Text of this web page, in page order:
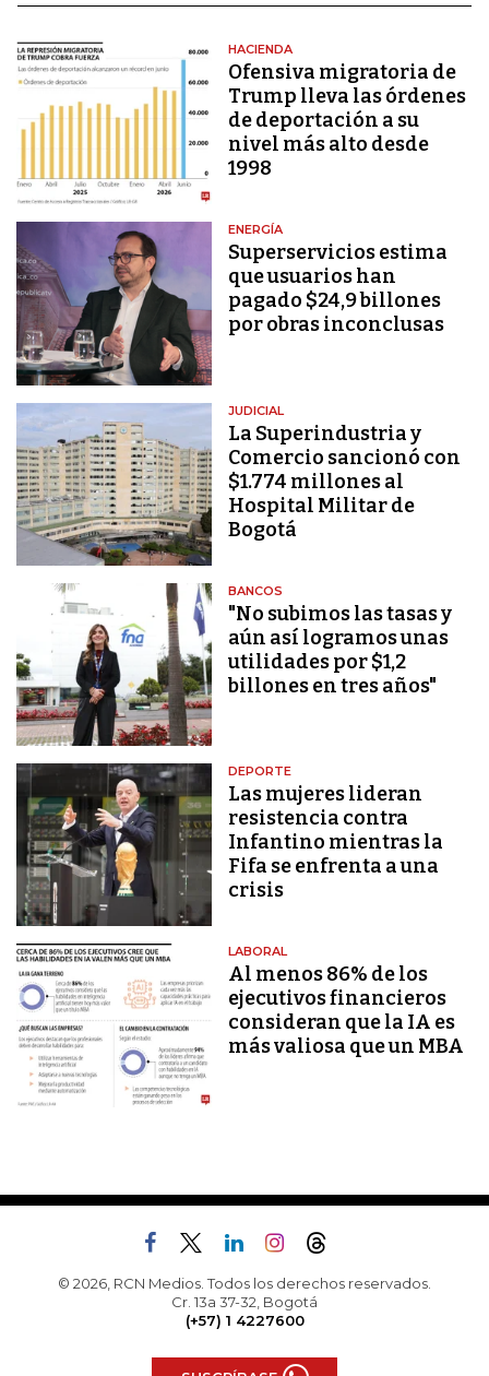
HACIENDA
Ofensiva migratoria de
Trump lleva las órdenes
de deportación a su
nivel más alto desde
1998
ENERGÍA
Superservicios estima
que usuarios han
pagado $24,9 billones
por obras inconclusas
JUDICIAL
La Superindustria y
Comercio sancionó con
$1.774 millones al
Hospital Militar de
Bogotá
BANCOS
"No subimos las tasas y
aún así logramos unas
utilidades por $1,2
billones en tres años"
DEPORTE
Las mujeres lideran
resistencia contra
Infantino mientras la
Fifa se enfrenta a una
crisis
LABORAL
Al menos 86% de los
ejecutivos financieros
consideran que la IA es
más valiosa que un MBA
© 2026, RCN Medios. Todos los derechos reservados.
Cr. 13a 37-32, Bogotá
(+57) 1 4227600